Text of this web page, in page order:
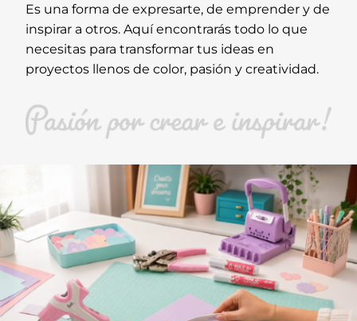
Es una forma de expresarte, de emprender y de
inspirar a otros. Aquí encontrarás todo lo que
necesitas para transformar tus ideas en
proyectos llenos de color, pasión y creatividad.